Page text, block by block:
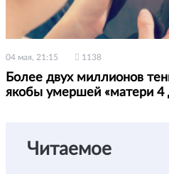
04 мая, 21:15 1138
Более двух миллионов
якобы умершей «матери 4
Читаемое